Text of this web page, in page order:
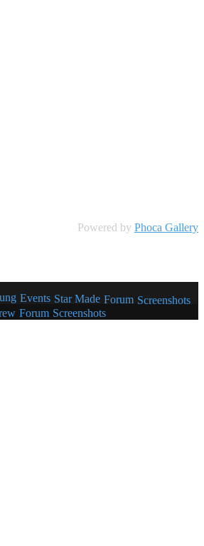
Powered by Phoca Gallery
Events Star Made Forum Screenshots
Forum Screenshots